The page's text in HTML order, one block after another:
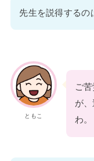
先生を説得するの
ともこ
ご
が
わ。